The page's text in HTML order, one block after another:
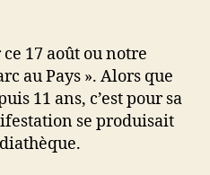
jardin
de
la
médiathèque
17 août ou notre
au Pays ». Alors que
11 ans, c’est pour sa
se produisait